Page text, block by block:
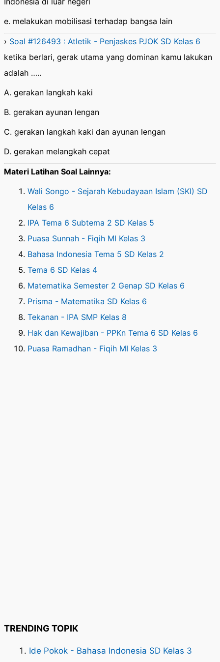
e. melakukan mobilisasi terhadap bangsa lain
› Soal #126493 : Atletik - Penjaskes PJOK SD Kelas 6
ketika berlari, gerak utama yang dominan kamu lakukan
adalah …..
A. gerakan langkah kaki
B. gerakan ayunan lengan
C. gerakan langkah kaki dan ayunan lengan
D. gerakan melangkah cepat
Materi Latihan Soal Lainnya:
Wali Songo - Sejarah Kebudayaan Islam (SKI) SD
Kelas 6
IPA Tema 6 Subtema 2 SD Kelas 5
Puasa Sunnah - Fiqih MI Kelas 3
Bahasa Indonesia Tema 5 SD Kelas 2
Tema 6 SD Kelas 4
Matematika Semester 2 Genap SD Kelas 6
Prisma - Matematika SD Kelas 6
Tekanan - IPA SMP Kelas 8
Hak dan Kewajiban - PPKn Tema 6 SD Kelas 6
Puasa Ramadhan - Fiqih MI Kelas 3
TRENDING TOPIK
Ide Pokok - Bahasa Indonesia SD Kelas 3